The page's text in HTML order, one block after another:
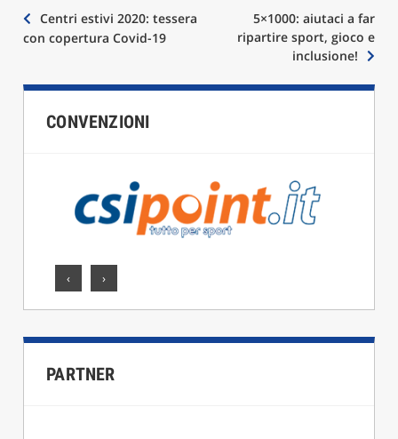
Navigazione
articoli
Centri estivi 2020: tessera
con copertura Covid-19
5×1000: aiutaci a far
ripartire sport, gioco e
inclusione!
CONVENZIONI
‹ ›
PARTNER